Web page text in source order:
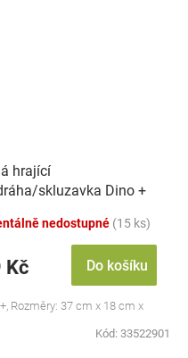
hrající
skluzavka Dino +
nedostupné (15 ks)
Kč Do košíku
Rozměry: 37 cm x 18 cm x
Kód: 33522901